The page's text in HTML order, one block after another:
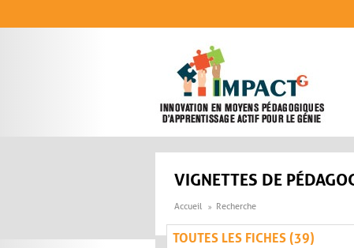
VIGNETTES DE
Accueil Recherche
TOUTES LES FICHES (39)